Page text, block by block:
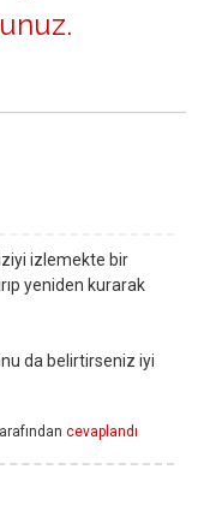
.
izlemekte bir
yeniden kurarak
da belirtirseniz iyi
cevaplandı